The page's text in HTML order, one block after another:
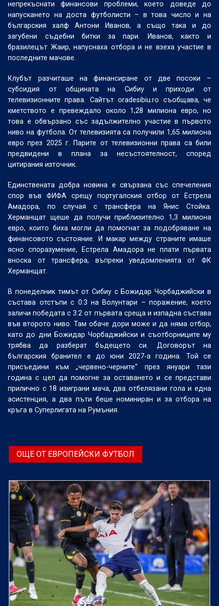
непрекъснати финансови проблеми, което доведе до
напускането на доста футболисти – в това число и на
българския халф Антони Иванов, а също така и до
загубени съдебни битки за пари. Иванов, както и
бразилецът Жаир, напуснаха отбора и не взеха участие в
последните мачове.
Клубът разчиташе на финансиране от две посоки –
субсидия от общината на Сибиу и приходи от
телевизионните права. Сайтът oradesibiu.ro съобщава, че
кметството е превеждало около 1,28 милиона евро, но
това е обвързано със задължително участие в първото
ниво на футбола. От телевизията са получили 1,65 милиона
евро през 2025 г. Парите от телевизионни права са били
предвидени в плана за несъстоятелност, според
цитирания източник.
Единствената добра новина е свързана със спечеления
спор във ФИФА срещу португалския отбор от Естрела
Амадора, по случая с трансфера на Янис Стойка.
Херманщат щеше да получи приблизително 1,3 милиона
евро, които биха могли да помогнат за подобряване на
финансовото състояние. И макар между страните имаше
ясно споразумение, Естрела Амадора не плати първата
вноска от трансфера, въпреки уведомленията от ФК
Херманщат.
В понеделник тимът от Сибиу с Божидар Чорбаджийски в
състава отстъпи с 0:3 на Волунтари – поражение, което
заличи победата с 3:2 от първата среща и изпадна състава
във второто ниво. Там обаче дори може и да няма отбор,
като до дни Божидар Чорбаджийски и съотборниците му
трябва да разберат бъдещето си. Договорът на
българския бранител е до юни 2027-а година. Той се
присъедини към „червено-черните“ през януари тази
година с цел да помогне за оставането и се представи
прилично с 18 изиграни мача, два отбелязани гола и една
асистенция, а два пъти беше номиниран и за отбора на
кръга в Суперлигата на Румъния.
ОЩЕ ОТ ЕВРОПЕЙСКИ ФУТБОЛ